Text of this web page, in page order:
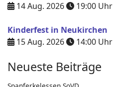
14 Aug. 2026
19:00 Uhr
Kinderfest in Neukirchen
15 Aug. 2026
14:00 Uhr
Neueste Beiträge